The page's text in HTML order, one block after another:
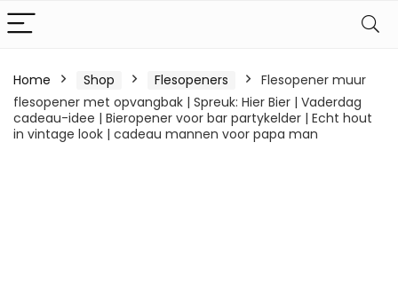
Home Shop Flesopeners
Flesopener muur
flesopener met opvangbak | Spreuk: Hier Bier | Vaderdag
cadeau-idee | Bieropener voor bar partykelder | Echt hout
in vintage look | cadeau mannen voor papa man